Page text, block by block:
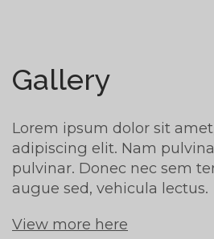
Gallery
Lorem ipsum dolor sit
adipiscing elit. Nam
pulvinar. Donec nec sem
augue sed, vehicula lectus.
View more here